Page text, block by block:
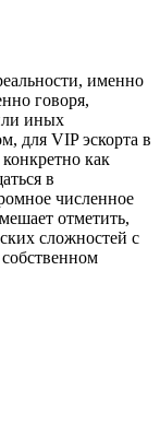
именно
говоря,
иных
для VIP эскорта в
как
в
численное
отметить,
сложностей с